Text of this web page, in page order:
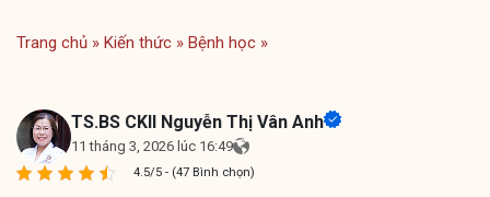
Trang chủ » Kiến thức » Bệnh học »
TS.BS CKII Nguyễn Thị Vân Anh
11 tháng 3, 2026 lúc 16:49
4.5/5 - (47 Bình chọn)